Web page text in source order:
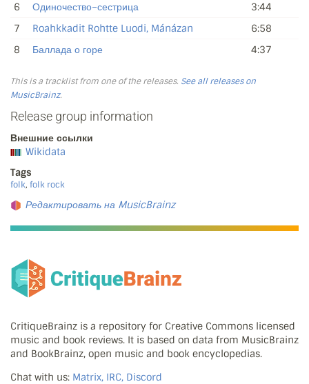
6
Одиночество–сестрица
3:44
7
Roahkkadit Rohtte Luodi, Mánázan
6:58
8
Баллада о горе 4:37
This is a tracklist from one of the releases. See all releases on
MusicBrainz.
Release group information
Внешние ссылки
Wikidata
Tags
folk, folk rock
Редактировать на MusicBrainz
CritiqueBrainz is a repository for Creative Commons licensed
music and book reviews. It is based on data from MusicBrainz
and BookBrainz, open music and book encyclopedias.
Chat with us: Matrix, IRC, Discord